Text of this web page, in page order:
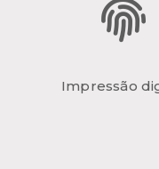
Impressão